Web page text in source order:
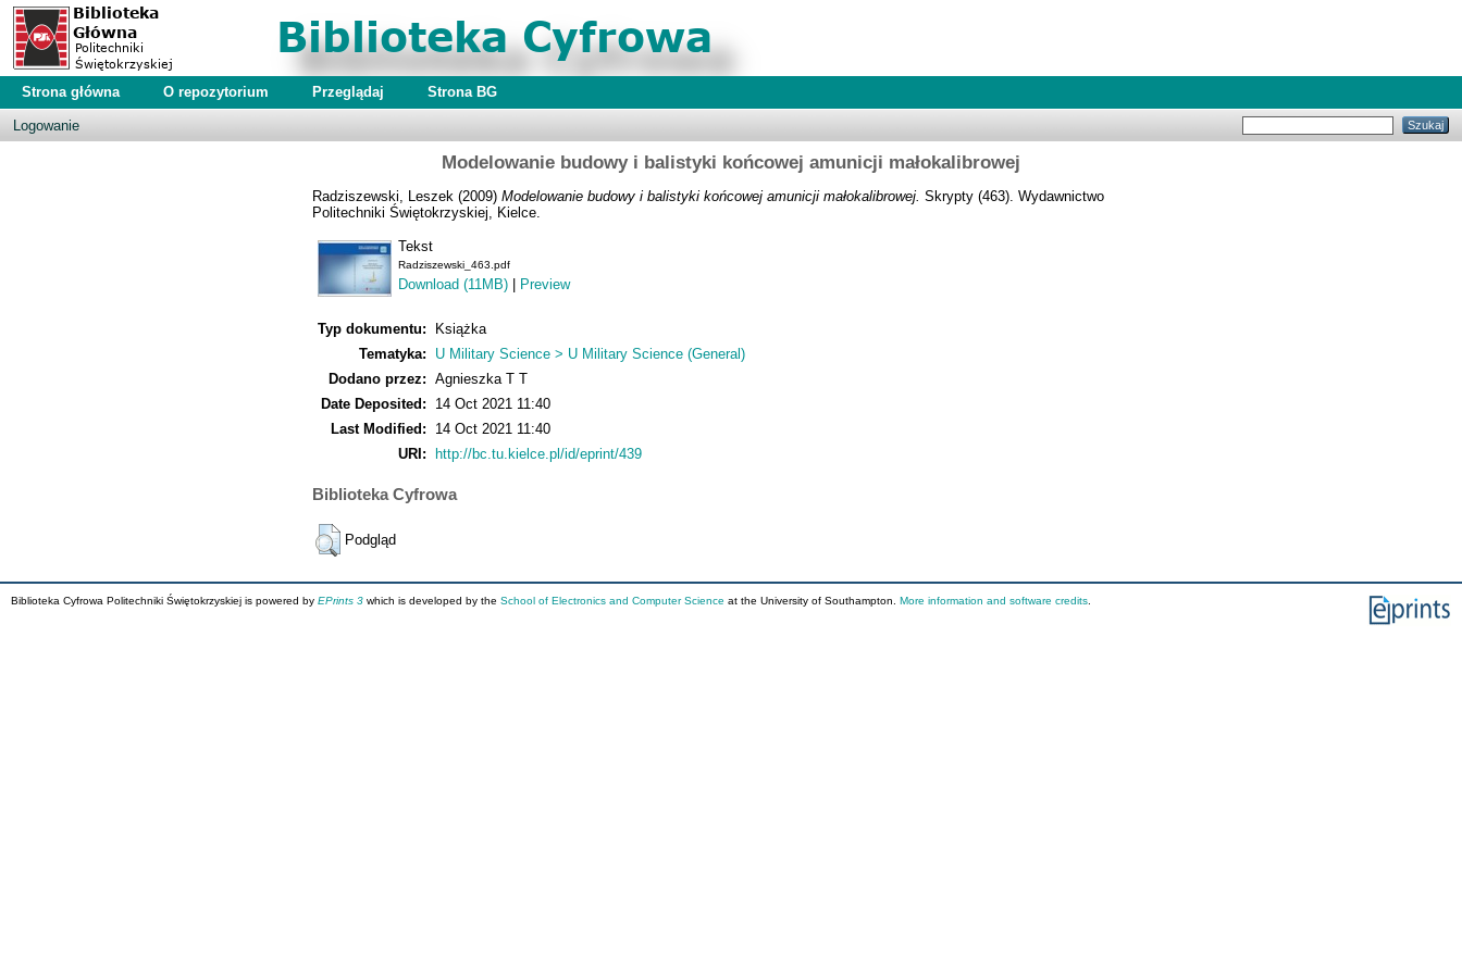
Strona główna O repozytorium Przeglądaj Strona BG
Logowanie
Modelowanie budowy i balistyki końcowej amunicji małokalibrowej
Radziszewski, Leszek (2009) Modelowanie budowy i balistyki końcowej amunicji małokalibrowej. Skrypty (463). Wydawnictwo
Politechniki Świętokrzyskiej, Kielce.
Tekst
Radziszewski_463.pdf
Download (11MB) | Preview
Typ dokumentu:
Książka
Tematyka:
U Military Science > U Military Science (General)
Dodano przez: Agnieszka T T
Date Deposited:
14 Oct 2021 11:40
Last Modified:
14 Oct 2021 11:40
URI:
http://bc.tu.kielce.pl/id/eprint/439
Biblioteka Cyfrowa
Podgląd
Biblioteka Cyfrowa Politechniki Świętokrzyskiej is powered by EPrints 3 which is developed by the School of Electronics and Computer Science at the University of Southampton. More information and software credits